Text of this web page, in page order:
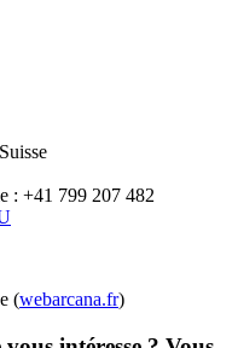
: +41 799 207 482
(webarcana.fr)